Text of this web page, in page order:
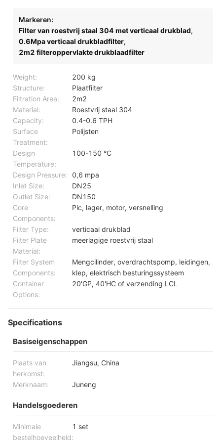
Markeren:
Filter van roestvrij staal 304 met verticaal drukblad,
0.6Mpa verticaal drukbladfilter,
2m2 filteroppervlakte drukblaadfilter
Weight:
200 kg
Structure:
Plaatfilter
Filtration Area:
2m2
Material:
Roestvrij staal 304
Capacity:
0.4-0.6 TPH
Surface
Treatment:
Polijsten
Design
Temperature:
100-150 °C
Design Pressure:
0,6 mpa
Inlet Size:
DN25
Outlet Size:
DN150
Core
Components:
Plc, lager, motor, versnelling
Filter Type:
verticaal drukblad
Filter Plate
Material:
meerlagige roestvrij staal
Filter System
Components:
Mengcilinder, overdrachtspomp, leidingen,
klep, elektrisch besturingssysteem
Container
Options:
20'GP, 40'HC of verzending LCL
Specifications
Basiseigenschappen
Plaats van
herkomst:
Jiangsu, China
Merknaam: Juneng
Handelsgoederen
Minimale
bestelhoeveelheid:
1 set